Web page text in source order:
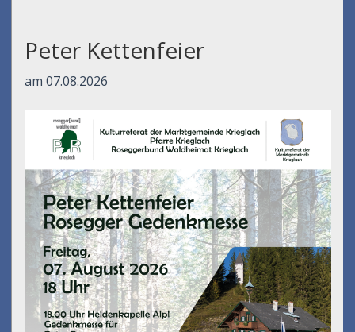
Peter Kettenfeier
am 07.08.2026